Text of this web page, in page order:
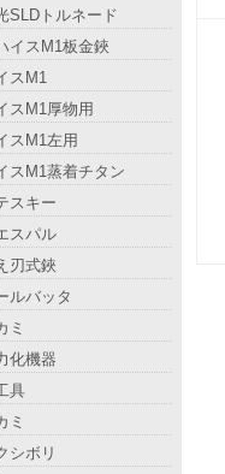
SLDトルネード
イスM1板金鋏
スM1
スM1厚物用
スM1左用
スM1蒸着チタン
スキー
スパル
刃式鋏
ルバッタ
ミ
化機器
具
ミ
シボリ